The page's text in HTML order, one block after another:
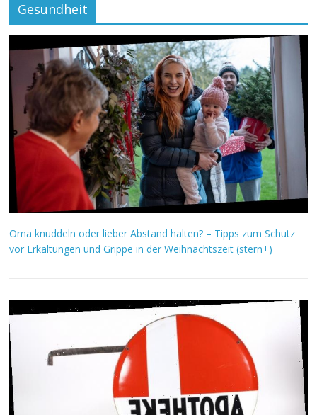
Gesundheit
Oma knuddeln oder lieber Abstand halten? – Tipps zum Schutz
vor Erkältungen und Grippe in der Weihnachtszeit (stern+)